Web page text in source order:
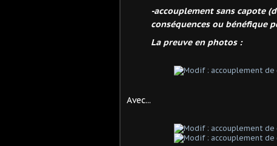
-accouplement sans capote
conséquences ou bénéfique
La preuve en photos :
Avec...